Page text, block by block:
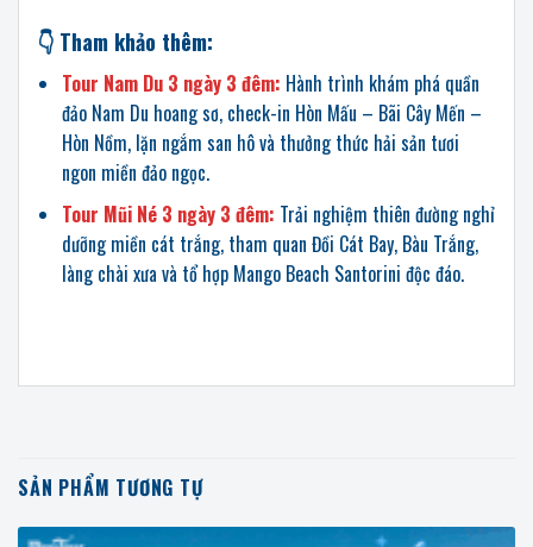
👇 Tham khảo thêm:
Tour Nam Du 3 ngày 3 đêm: Hành trình khám phá quần
đảo Nam Du hoang sơ, check-in Hòn Mấu – Bãi Cây Mến –
Hòn Nồm, lặn ngắm san hô và thưởng thức hải sản tươi
ngon miền đảo ngọc.
Tour Mũi Né 3 ngày 3 đêm: Trải nghiệm thiên đường nghỉ
dưỡng miền cát trắng, tham quan Đồi Cát Bay, Bàu Trắng,
làng chài xưa và tổ hợp Mango Beach Santorini độc đáo.
SẢN PHẨM TƯƠNG TỰ